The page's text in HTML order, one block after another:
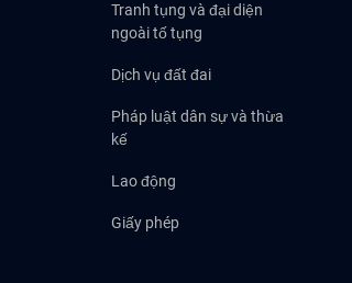
Tranh tụng và đại diện
ngoài tố tụng
Dịch vụ đất đai
Pháp luật dân sự và thừa
kế
Lao động
Giấy phép